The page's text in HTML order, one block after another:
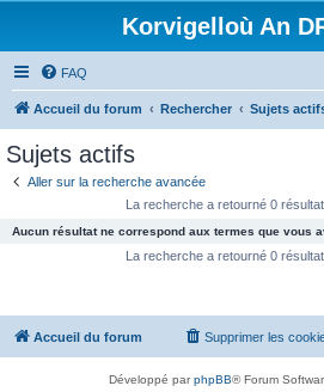
Korvigelloù An
FAQ
Accueil du forum Rechercher Sujets
Sujets actifs
Aller sur la recherche avancée
La recherche a retourné 0
Aucun résultat ne correspond aux termes que vous
La recherche a retourné 0
Accueil du forum Supprimer les
Développé parphpBB® Forum